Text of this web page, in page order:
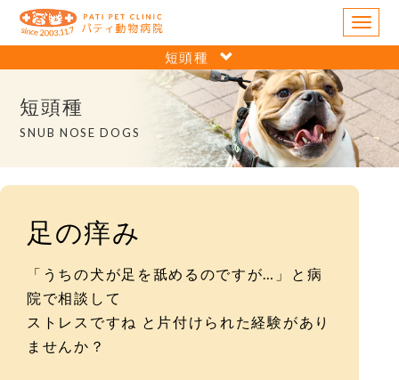
M
e
n
u
短頭種
SNUB NOSE DOGS
短頭種
足の痒み
「うちの犬が足を舐めるのですが…」と病
院で相談して
ストレスですね と片付けられた経験があり
ませんか？